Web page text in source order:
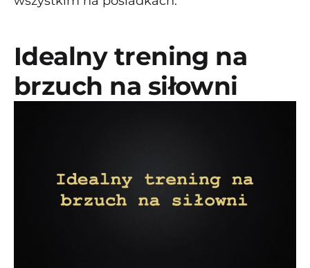
Idealny trening na
brzuch na siłowni